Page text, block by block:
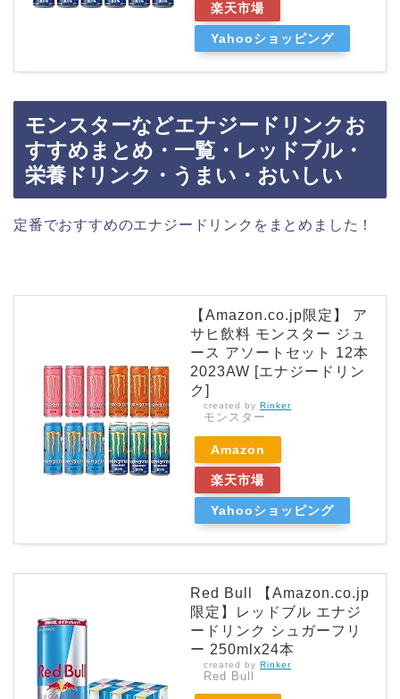
楽天市場
Yahooショッピング
モンスターなどエナジードリンクお
すすめまとめ・一覧・レッドブル・
栄養ドリンク・うまい・おいしい
定番でおすすめのエナジードリンクをまとめました！
【Amazon.co.jp限定】 ア
サヒ飲料 モンスター ジュ
ース アソートセット 12本
2023AW [エナジードリン
ク]
created by Rinker
モンスター
Amazon
楽天市場
Yahooショッピング
Red Bull 【Amazon.co.jp
限定】レッドブル エナジ
ードリンク シュガーフリ
ー 250mlx24本
created by Rinker
Red Bull